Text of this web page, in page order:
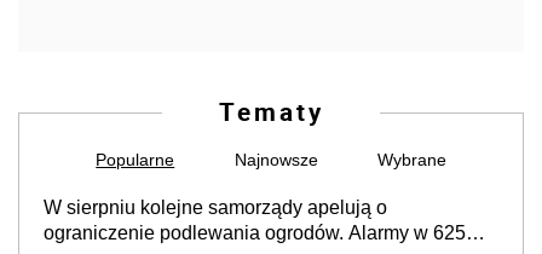
Tematy
Popularne Najnowsze Wybrane
W sierpniu kolejne samorządy apelują o
ograniczenie podlewania ogrodów. Alarmy w 625